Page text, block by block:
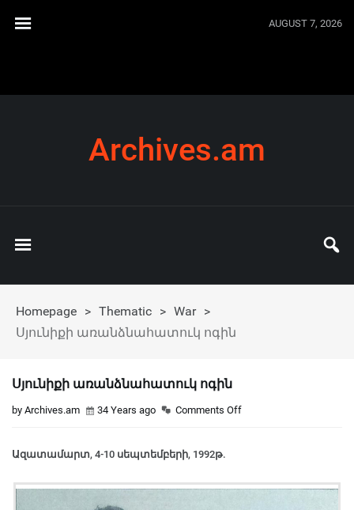
AUGUST 7, 2026
Archives.am
Homepage > Thematic > War >
Սյունիքի առանձնահատուկ ոգին
Սյունիքի առանձնահատուկ ոգին
by Archives.am 34 Years ago Comments Off
Ազատամարտ, 4-10 սեպտեմբերի, 1992թ.